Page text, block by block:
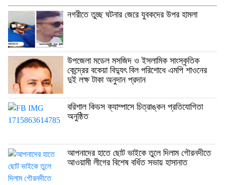
নগরীতে তুচ্ছ ঘটনার জেরে যুবকদের উপর হামলা
উপজেলা মডেল মসজিদ ও ইসলামিক সাংস্কৃতিক
কেন্দ্রের বকেয়া বিদ্যুৎ বিল পরিশোধে এমপি শাওনের
দুই লক্ষ টাকা অনুদান প্রদান
বরিশাল কিডস ক্যাম্পাসে চিত্রাঙ্কন প্রতিযোগিতা
অনুষ্ঠিত
আপনাদের হাতে ছোট ভাইকে তুলে দিলাম গৌরনদীতে
আওয়ামী লীগের বিশেষ বর্ধিত সভায় হাসানাত